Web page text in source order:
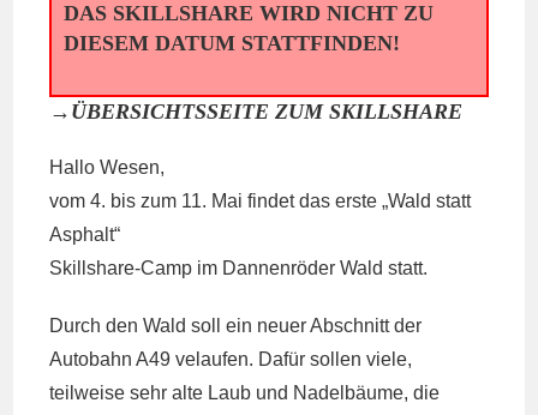
DAS SKILLSHARE WIRDNICHT ZU
DIESEM DATUM STATTFINDEN!
→ ÜBERSICHTSSEITE ZUM SKILLSHARE
Hallo Wesen,
vom 4. bis zum 11. Mai findet das erste „Wald statt
Asphalt“
Skillshare-Camp im Dannenröder Wald statt.
Durch den Wald soll ein neuer Abschnitt der
Autobahn A49 velaufen. Dafür sollen viele,
teilweise sehr alte Laub und Nadelbäume, die